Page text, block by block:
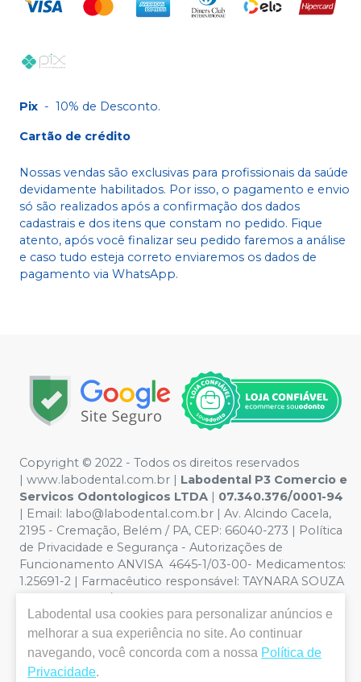
Pix - 10% de Desconto.
Cartão de crédito
Nossas vendas são exclusivas para profissionais da saúde
devidamente habilitados. Por isso, o pagamento e envio
só são realizados após a confirmação dos dados
cadastrais e dos itens que constam no pedido. Fique
atento, após você finalizar seu pedido faremos a análise
e caso tudo esteja correto enviaremos os dados de
pagamento via WhatsApp.
Copyright © 2022 - Todos os direitos reservados
| www.labodental.com.br | Labodental P3 Comercio e
Servicos Odontologicos LTDA | 07.340.376/0001-94
| Email: labo@labodental.com.br | Av. Alcindo Cacela,
2195 - Cremação, Belém / PA, CEP: 66040-273 | Política
de Privacidade e Segurança - Autorizações de
Funcionamento ANVISA 4645-1/03-00- Medicamentos:
1.25691-2 | Farmacêutico responsável: TAYNARA SOUZA
MIRANDA. CRF/PA nº 6965 |
Segurança - Fotos meramente ilustrativas - Os preços e
condições da loja virtual estão sujeitos a alterações. Em
caso de divergência de preços no site, o valor válido é o
do Carrinho de Compra. Não vendemos por atacado,
Labodental usa cookies para personalizar anúncios e
melhorar a sua experiência no site. Ao continuar
navegando, você concorda com a nossa Política de
Privacidade.